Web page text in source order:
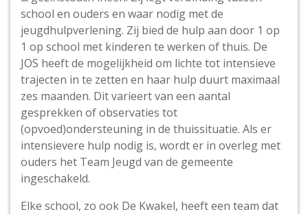
school en ouders en waar nodig met de
jeugdhulpverlening. Zij bied de hulp aan door 1 op
1 op school met kinderen te werken of thuis. De
JOS heeft de mogelijkheid om lichte tot intensieve
trajecten in te zetten en haar hulp duurt maximaal
zes maanden. Dit varieert van een aantal
gesprekken of observaties tot
(opvoed)ondersteuning in de thuissituatie. Als er
intensievere hulp nodig is, wordt er in overleg met
ouders het Team Jeugd van de gemeente
ingeschakeld.
Elke school, zo ook De Kwakel, heeft een team dat